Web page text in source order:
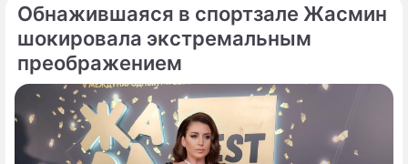
Обнажившаяся в спортзале Жасмин
шокировала экстремальным
преображением